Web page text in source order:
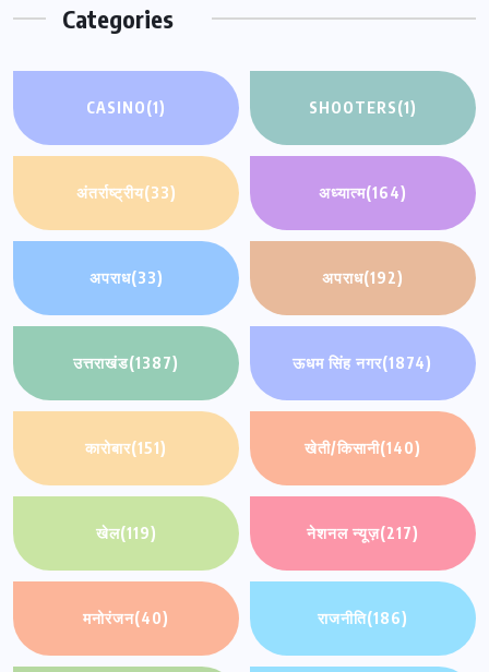
Categories
CASINO(1) SHOOTERS(1)
अंतर्राष्ट्रीय(33) अध्यात्म(164)
अपराध(33) अपराध(192)
उत्तराखंड(1387) ऊधम सिंह नगर(1874)
कारोबार(151) खेती/किसानी(140)
खेल(119) नेशनल न्यूज़(217)
मनोरंजन(40) राजनीति(186)